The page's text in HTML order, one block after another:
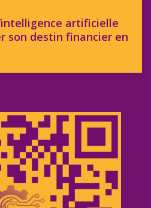
artificielle
son destin financier en